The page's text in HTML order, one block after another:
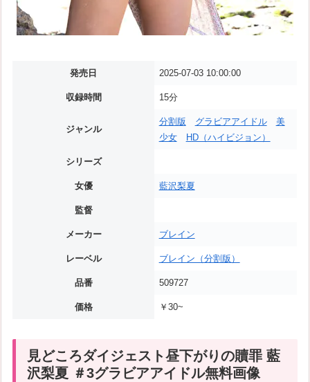
発売日 2025-07-03 10:00:00
収録時間 15分
ジャンル
分割版 グラビアアイドル
美
少女
HD（ハイビジョン）
シリーズ
女優 藍沢梨夏
監督
メーカー ブレイン
レーベル ブレイン（分割版）
品番 509727
価格 ￥30~
見どころダイジェスト昼下がりの贖罪 藍
沢梨夏 ＃3グラビアアイドル無料画像